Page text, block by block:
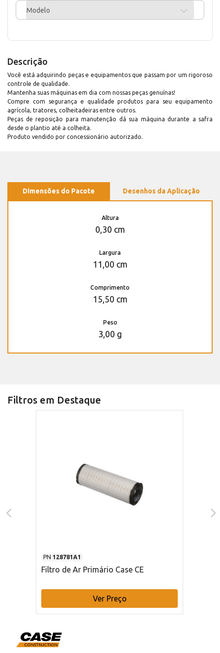
Modelo
Descrição
Você está adquirindo peças e equipamentos que passam por um rigoroso
controle de qualidade.
Mantenha suas máquinas em dia com nossas peças genuínas!
Compre com segurança e qualidade produtos para seu equipamento
agrícola, tratores, colheitadeiras entre outros.
Peças de reposição para manutenção dá sua máquina durante a safra
desde o plantio até a colheita.
Produto vendido por concessionário autorizado.
Dimensões do Pacote Desenhos da Aplicação
Altura
0,30 cm
Largura
11,00 cm
Comprimento
15,50 cm
Peso
3,00 g
Filtros em Destaque
PN 128781A1
Filtro de Ar Primário Case CE
Ver Preço